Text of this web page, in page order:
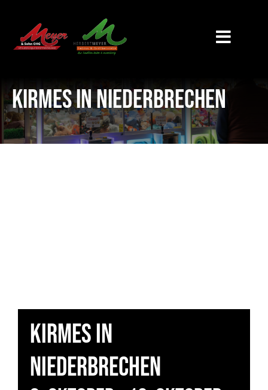
springen
Kirmes in Niederbrechen
Kirmes in
Niederbrechen